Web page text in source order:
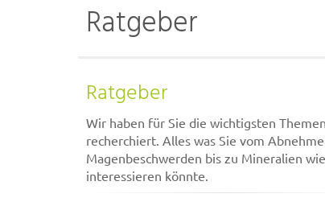
Ratgeber
Ratgeber
Wir haben für Sie die wichtigsten Themen
recherchiert. Alles was Sie vom
Magenbeschwerden bis zu Mineralien
interessieren könnte.